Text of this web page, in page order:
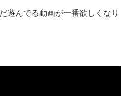
遊んでる動画が一番欲しくなり